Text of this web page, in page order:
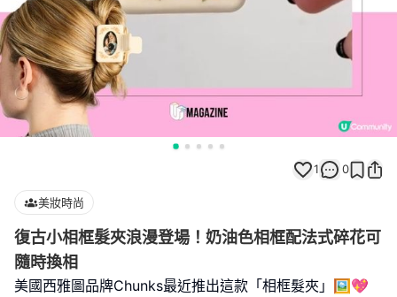
1 0
美妝時尚
復古小相框髮夾浪漫登場！奶油色相框配法式碎花可
隨時換相
美國西雅圖品牌Chunks最近推出這款「相框髮夾」🖼️💖